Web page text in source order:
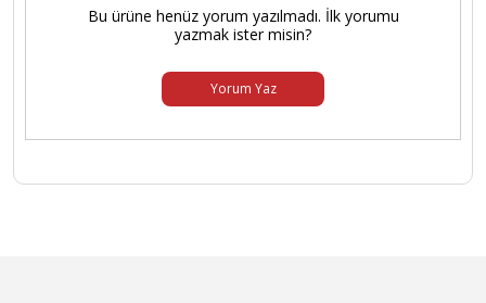
Bu ürüne henüz yorum yazılmadı. İlk yorumu
yazmak ister misin?
Yorum Yaz